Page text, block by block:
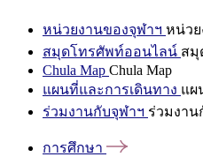
หน่วยงานของจุฬาฯ หน่วย
สมุดโทรศัพท์ออนไลน์ สมุ
Chula Map Chula Map
แผนที่และการเดินทาง แผ
ร่วมงานกับจุฬาฯ ร่วมงาน
การศึกษา